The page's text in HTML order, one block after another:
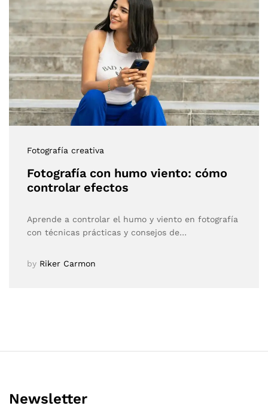
Fotografía creativa
Fotografía con humo viento: cómo
controlar efectos
Aprende a controlar el humo y viento en fotografía
con técnicas prácticas y consejos de…
by Riker Carmon
Newsletter